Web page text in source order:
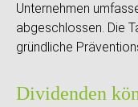
Unternehmen
abgeschlossen. Die
gründliche
Dividenden